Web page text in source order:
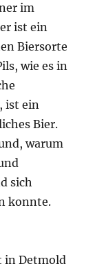
im
ist ein
Biersorte
wie es in
ist ein
Bier.
warum
sich
konnte.
in Detmold